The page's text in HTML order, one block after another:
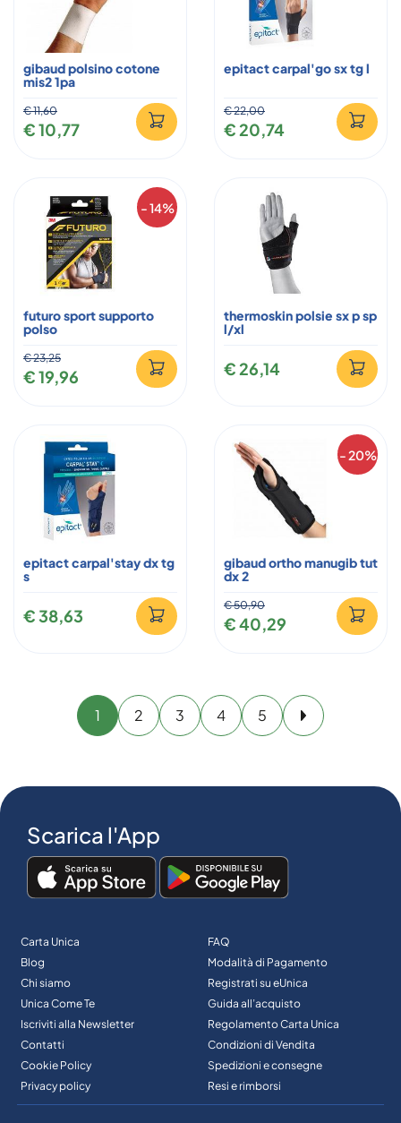
gibaud polsino cotone
mis2 1pa
€ 11,60
€ 10,77
epitact carpal'go sx tg l
€ 22,00
€ 20,74
- 14%
futuro sport supporto
polso
€ 23,25
€ 19,96
thermoskin polsie sx p sp
l/xl
€ 26,14
epitact carpal'stay dx tg
s
€ 38,63
- 20%
gibaud ortho manugib tut
dx 2
€ 50,90
€ 40,29
1 2 3 4 5 Avanti
Scarica l'App
Carta Unica
Blog
Chi siamo
Unica Come Te
Iscriviti alla Newsletter
Contatti
Cookie Policy
Privacy policy
FAQ
Modalità di Pagamento
Registrati su eUnica
Guida all’acquisto
Regolamento Carta Unica
Condizioni di Vendita
Spedizioni e consegne
Resi e rimborsi